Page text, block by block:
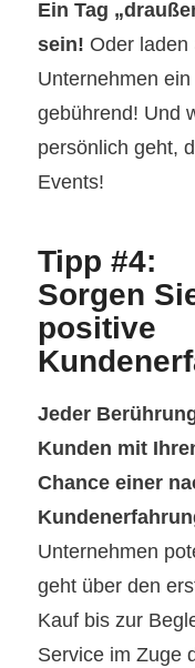
Ein Tag
sein! Oder laden
Unternehmen
gebührend! Und
persönlich geht,
Events!
Tipp #4:
Sorgen
positive
Jeder
Kunden mit
Chance einer
Unternehmen
geht über den
Kauf bis zur
Service im Zuge